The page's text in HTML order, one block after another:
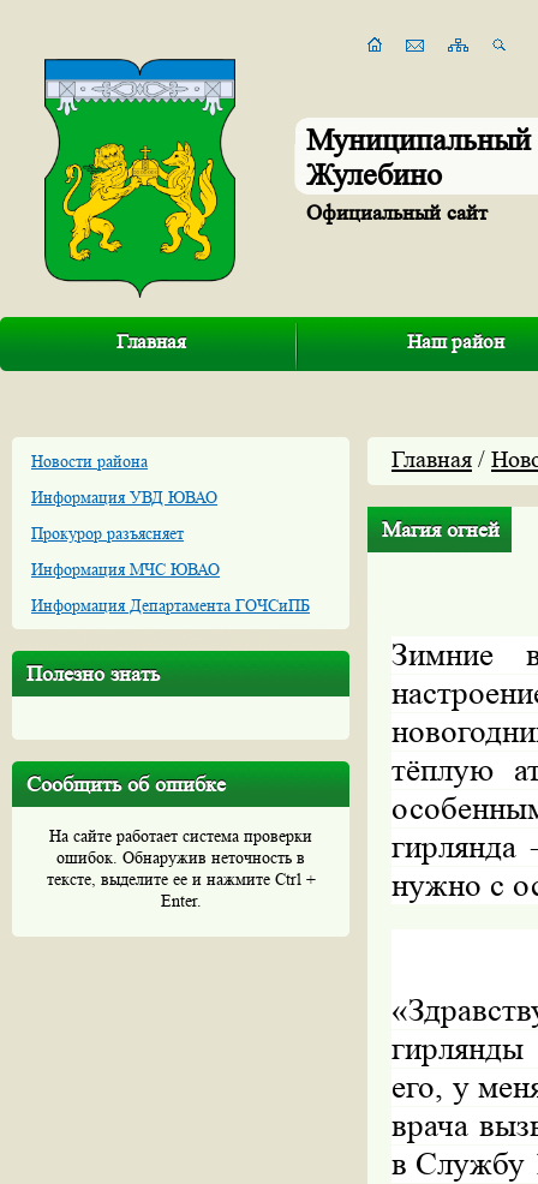
Муниципальный
Жулебино
Официальный сайт
Главная Наш район
Новости района
Информация УВД ЮВАО
Прокурор разъясняет
Информация МЧС ЮВАО
Информация Департамента ГОЧСиПБ
Полезно знать
Сообщить об ошибке
На сайте работает система проверки
ошибок. Обнаружив неточность в
тексте, выделите ее и нажмите Ctrl +
Enter.
Главная /
Магия огней
Зимние
тёплую
нужно с
его, у
врача
в Службу